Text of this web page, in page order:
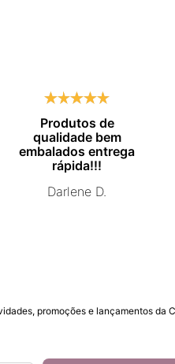
Produtos de
qualidade bem
embalados entrega
rápida!!!
Darlene D.
promoções e lançamentos da